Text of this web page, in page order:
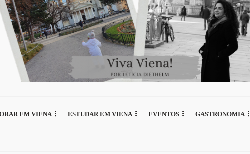
EM VIENA ESTUDAR EM VIENA EVENTOS GASTRONOMIA